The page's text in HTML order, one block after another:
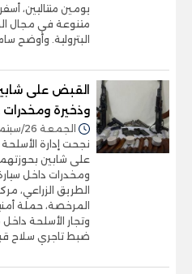
متنوعة في مجال
البترولية. وأوضح
القبض على
وذخيرة
الجمعة 26/سبتمبر/2025 - 02:34 م
نجحت إدارة
على شابين
ومخدرات داخل
الطريق الزراعي،
المرخصة، حملة
وتجار الأسلحة
ضبط تاجري سلاح